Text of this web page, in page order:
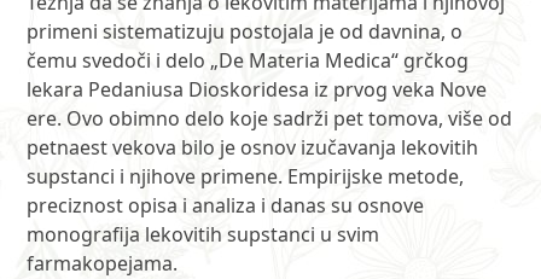
primeni sistematizuju postojala je od davnina, o
čemu svedoči i delo „De Materia Medica“ grčkog
lekara Pedaniusa Dioskoridesa iz prvog veka Nove
ere. Ovo obimno delo koje sadrži pet tomova, više od
petnaest vekova bilo je osnov izučavanja lekovitih
supstanci i njihove primene. Empirijske metode,
preciznost opisa i analiza i danas su osnove
monografija lekovitih supstanci u svim
farmakopejama.